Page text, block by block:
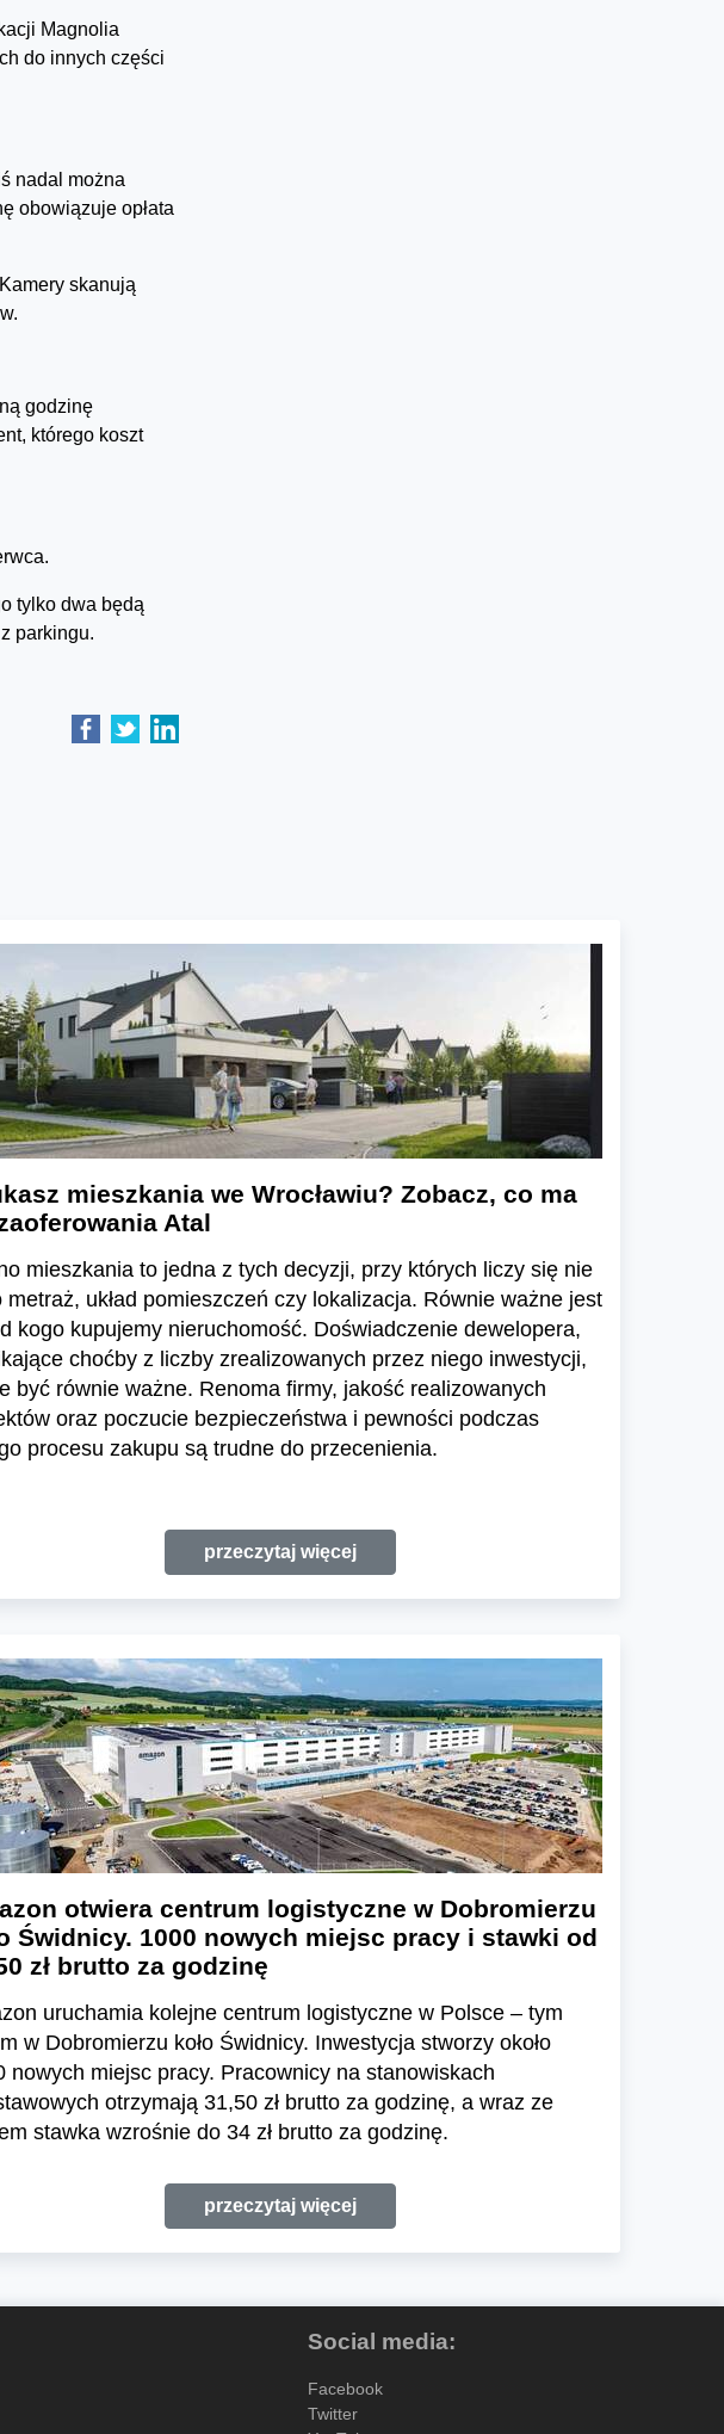
Magnolia
do innych części
nadal można
obowiązuje opłata
skanują
godzinę
którego koszt
tylko dwa będą
parkingu.
mieszkania we Wrocławiu? Zobacz, co ma
Atal
mieszkania to jedna z tych decyzji, przy których liczy się nie
metraż, układ pomieszczeń czy lokalizacja. Równie ważne jest
kogo kupujemy nieruchomość. Doświadczenie dewelopera,
choćby z liczby zrealizowanych przez niego inwestycji,
być równie ważne. Renoma firmy, jakość realizowanych
oraz poczucie bezpieczeństwa i pewności podczas
procesu zakupu są trudne do przecenienia.
przeczytaj więcej
otwiera centrum logistyczne w Dobromierzu
Świdnicy. 1000 nowych miejsc pracy i stawki od
zł brutto za godzinę
uruchamia kolejne centrum logistyczne w Polsce – tym
w Dobromierzu koło Świdnicy. Inwestycja stworzy około
nowych miejsc pracy. Pracownicy na stanowiskach
otrzymają 31,50 zł brutto za godzinę, a wraz ze
stawka wzrośnie do 34 zł brutto za godzinę.
przeczytaj więcej
Social media:
Facebook
Twitter